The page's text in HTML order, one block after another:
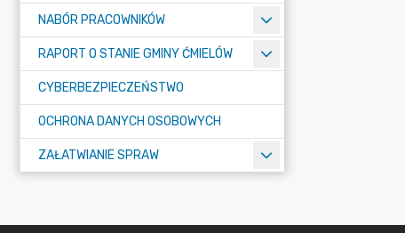
NABÓR PRACOWNIKÓW
RAPORT O STANIE GMINY ĆMIELÓW
CYBERBEZPIECZEŃSTWO
OCHRONA DANYCH OSOBOWYCH
ZAŁATWIANIE SPRAW